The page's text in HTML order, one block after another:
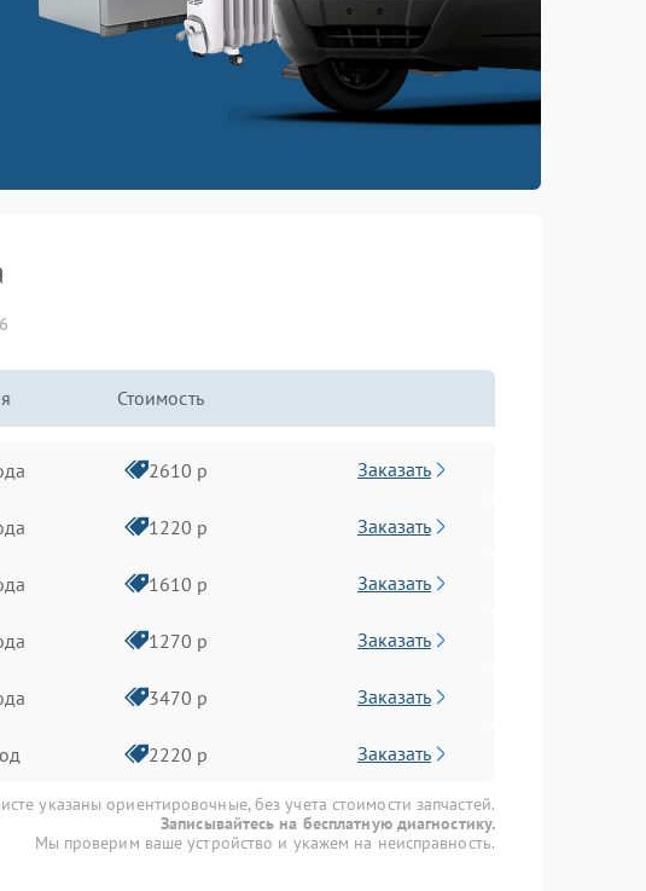
Стоимость
2610 р Заказать
1220 р Заказать
1610 р Заказать
1270 р Заказать
3470 р Заказать
2220 р Заказать
указаны ориентировочные, без учета стоимости запчастей.
Записывайтесь на бесплатную диагностику.
Мы проверим ваше устройство и укажем на неисправность.